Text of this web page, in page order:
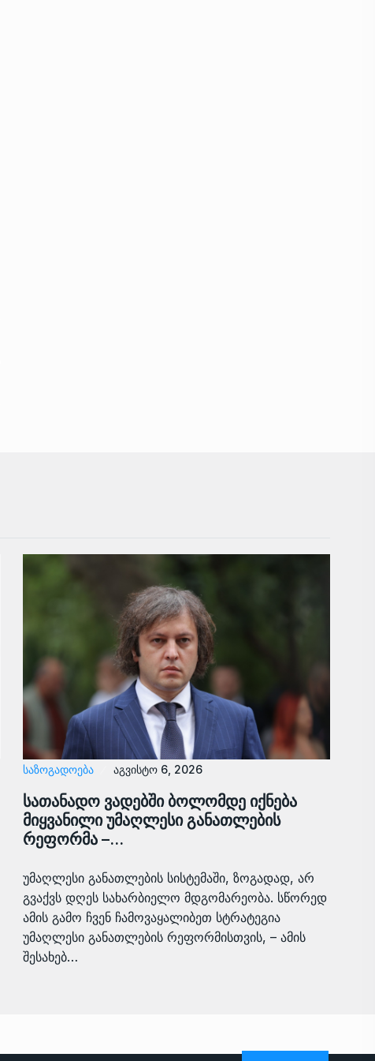
ᲡᲐᲖᲝᲒᲐᲓᲝᲔᲑᲐ აგვისტო 6, 2026
სათანადო ვადებში ბოლომდე იქნება
მიყვანილი უმაღლესი განათლების
რეფორმა –…
უმაღლესი განათლების სისტემაში, ზოგადად, არ
გვაქვს დღეს სახარბიელო მდგომარეობა. სწორედ
ამის გამო ჩვენ ჩამოვაყალიბეთ სტრატეგია
უმაღლესი განათლების რეფორმისთვის, – ამის
შესახებ…